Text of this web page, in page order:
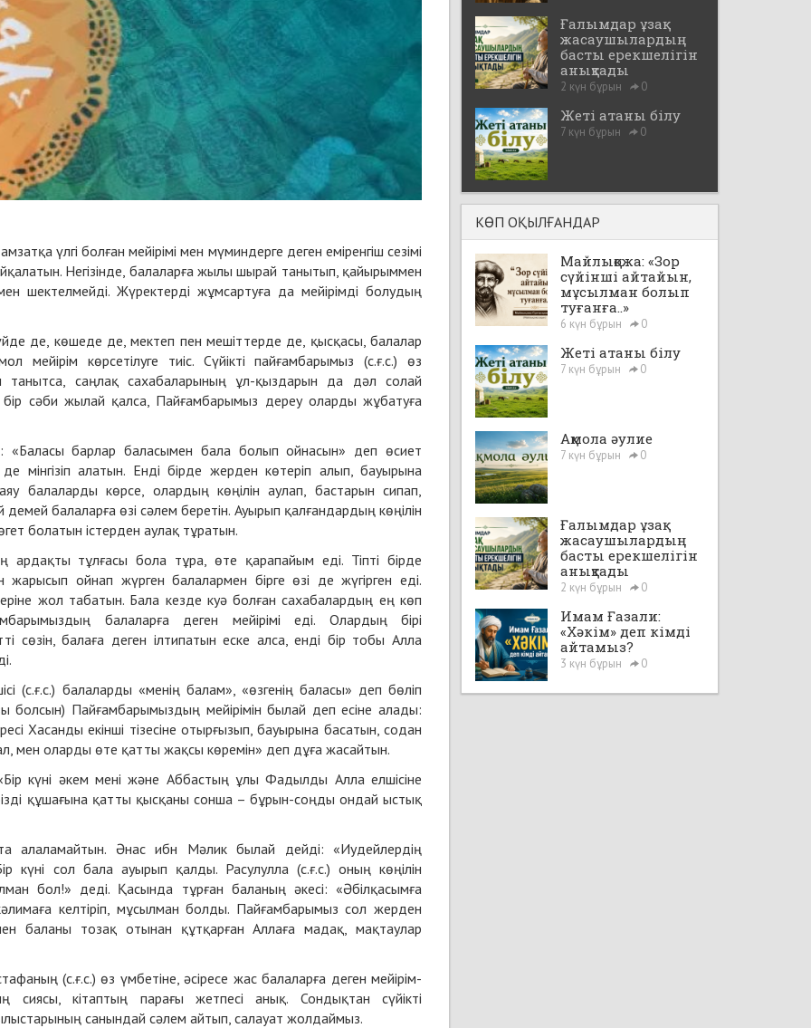
үлгі болған мейірімі мен мүминдерге деген еміренгіш сезімі
Негізінде, балаларға жылы шырай танытып, қайырыммен
шектелмейді. Жүректерді жұмсартуға да мейірімді болудың
де, көшеде де, мектеп пен мешіттерде де, қысқасы, балалар
көрсетілуге тиіс. Сүйікті пайғамбарымыз (с.ғ.с.) өз
танытса, саңлақ сахабаларының ұл-қыздарын да дәл солай
сәби жылай қалса, Пайғамбарымыз дереу оларды жұбатуға
«Баласы барлар баласымен бала болып ойнасын» деп өсиет
мінгізіп алатын. Енді бірде жерден көтеріп алып, бауырына
балаларды көрсе, олардың көңілін аулап, бастарын сипап,
балаларға өзі сәлем беретін. Ауырып қалғандардың көңілін
болатын істерден аулақ тұратын.
ардақты тұлғасы бола тұра, өте қарапайым еді. Тіпті бірде
жарысып ойнап жүрген балалармен бірге өзі де жүгірген еді.
жол табатын. Бала кезде куә болған сахабалардың ең көп
балаларға деген мейірімі еді. Олардың бірі
сөзін, балаға деген ілтипатын еске алса, енді бір тобы Алла
(с.ғ.с.) балаларды «менің балам», «өзгенің баласы» деп бөліп
Пайғамбарымыздың мейірімін былай деп есіне алады:
Хасанды екінші тізесіне отырғызып, бауырына басатын, содан
мен оларды өте қатты жақсы көремін» деп дұға жасайтын.
күні әкем мені және Аббастың ұлы Фадылды Алла елшісіне
құшағына қатты қысқаны сонша – бұрын-соңды ондай ыстық
алаламайтын. Әнас ибн Мәлик былай дейді: «Иудейлердің
күні сол бала ауырып қалды. Расулулла (с.ғ.с.) оның көңілін
бол!» деді. Қасында тұрған баланың әкесі: «Әбілқасымға
келтіріп, мұсылман болды. Пайғамбарымыз сол жерден
баланы тозақ отынан құтқарған Аллаға мадақ, мақтаулар
(с.ғ.с.) өз үмбетіне, әсіресе жас балаларға деген мейірім-
кітаптың парағы жетпесі анық. Сондықтан сүйікті
санындай сәлем айтып, салауат жолдаймыз.
Ғалымдар ұзақ
жасаушылардың
басты ерекшелігін
анықтады
2 күн бұрын 0
Жеті атаны білу
7 күн бұрын 0
КӨП ОҚЫЛҒАНДАР
Майлықожа: «Зор
сүйінші айтайын,
мұсылман болып
туғанға..»
6 күн бұрын 0
Жеті атаны білу
7 күн бұрын 0
Ақмола әулие
7 күн бұрын 0
Ғалымдар ұзақ
жасаушылардың
басты ерекшелігін
анықтады
2 күн бұрын 0
Имам Ғазали:
«Хәкім» деп кімді
айтамыз?
3 күн бұрын 0